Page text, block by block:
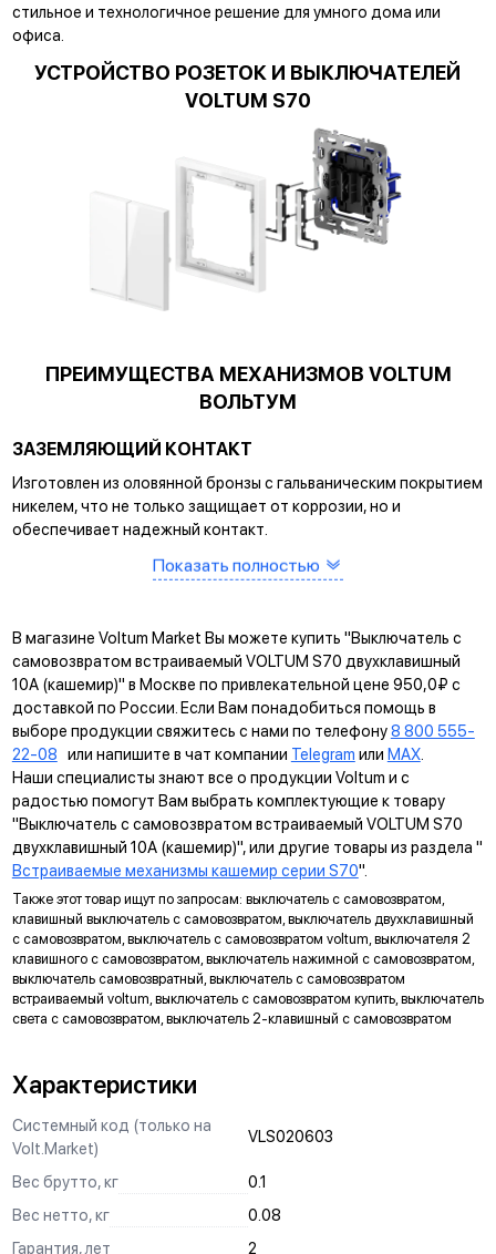
стильное и технологичное решение для умного дома или
офиса.
УСТРОЙСТВО РОЗЕТОК И ВЫКЛЮЧАТЕЛЕЙ
VOLTUM S70
ПРЕИМУЩЕСТВА МЕХАНИЗМОВ VOLTUM
ВОЛЬТУМ
ЗАЗЕМЛЯЮЩИЙ КОНТАКТ
Изготовлен из оловянной бронзы с гальваническим покрытием
никелем, что не только защищает от коррозии, но и
обеспечивает надежный контакт.
САМОЗАЖИМНЫЕ КЛЕММЫ
КРЕПЛЕНИЕ EASY CLICK
Обеспечивает быстрое и легкое соединение механизма с
рамкой. Восемь фиксаторов по периметру нивелируют
неровности стены и надежно удерживают конструкцию.
УНИВЕРСАЛЬНЫЙ МОНТАЖ
Суппорт поддерживает установку механизма в
многопостовые рамки как по горизонтали, так и по вертикали.
ДИАГОНАЛЬНЫЕ ОТВЕРСТИЯ СУППОРТА
Предназначены для удобного крепления механизмов в
нестандартных условиях, не требующих применения
подрозетников.
МАРКИРОВКА
Метка для точного определения длины зачистки изоляции
АНКЕРНОЕ КРЕПЛЕНИЕ
Надежно фиксирует механизм в подрозетнике, не мешая
монтажу и не выпадая из свободного положения.
ЗАЩИТА
Механизм выполнен с учетом защиты проводов от
Показать полностью
В магазине Voltum Market Вы можете купить "Выключатель с
самовозвратом встраиваемый VOLTUM S70 двухклавишный
10А (кашемир)" в Москве по привлекательной цене 950,0₽ с
доставкой по России. Если Вам понадобиться помощь в
выборе продукции свяжитесь с нами по телефону8 800 555-
22-08 или напишите в чат компании Telegram или MAX.
Наши специалисты знают все о продукции Voltum и с
радостью помогут Вам выбрать комплектующие к товару
"Выключатель с самовозвратом встраиваемый VOLTUM S70
двухклавишный 10А (кашемир)", или другие товары из раздела "
Встраиваемые механизмы кашемир серии S70".
Также этот товар ищут по запросам: выключатель с самовозвратом,
клавишный выключатель с самовозвратом, выключатель двухклавишный
с самовозвратом, выключатель с самовозвратом voltum, выключателя 2
клавишного с самовозвратом, выключатель нажимной с самовозвратом,
выключатель самовозвратный, выключатель с самовозвратом
встраиваемый voltum, выключатель с самовозвратом купить, выключатель
света с самовозвратом, выключатель 2-клавишный с самовозвратом
Характеристики
Системный код (только на
Volt.Market)
VLS020603
Вес брутто, кг
0.1
Вес нетто, кг
0.08
Гарантия, лет
2